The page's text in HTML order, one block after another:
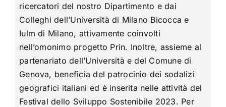
ricercatori del nostro Dipartimento e dai
Colleghi dell’Università di Milano Bicocca e
Iulm di Milano, attivamente coinvolti
nell’omonimo progetto Prin. Inoltre, assieme al
partenariato dell’Università e del Comune di
Genova, beneficia del patrocinio dei sodalizi
geografici italiani ed è inserita nelle attività del
Festival dello Sviluppo Sostenibile 2023. Per